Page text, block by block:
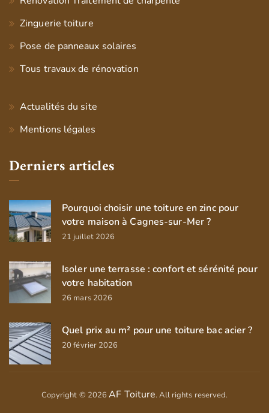
Zinguerie toiture
Pose de panneaux solaires
Tous travaux de rénovation
Actualités du site
Mentions légales
Derniers articles
Pourquoi choisir une toiture en zinc pour
votre maison à Cagnes-sur-Mer ?
21 juillet 2026
Isoler une terrasse : confort et sérénité pour
votre habitation
26 mars 2026
Quel prix au m² pour une toiture bac acier ?
20 février 2026
Copyright © 2026AF Toiture. All rights reserved.